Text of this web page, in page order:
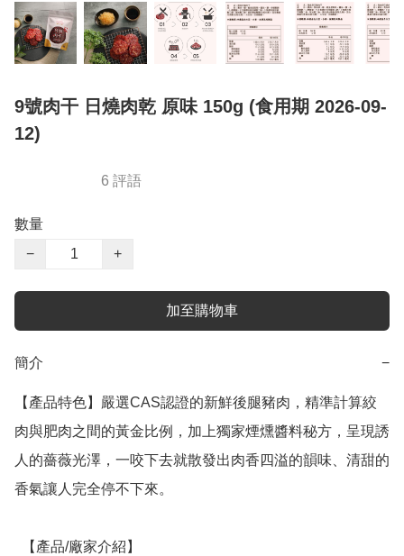
9號肉干 日燒肉乾 原味 150g (食用期 2026-09-
12)
6 評語
數量
−
+
加至購物車
簡介 −
【產品特色】嚴選CAS認證的新鮮後腿豬肉，精準計算絞
肉與肥肉之間的黃金比例，加上獨家煙燻醬料秘方，呈現誘
人的薔薇光澤，一咬下去就散發出肉香四溢的韻味、清甜的
香氣讓人完全停不下來。